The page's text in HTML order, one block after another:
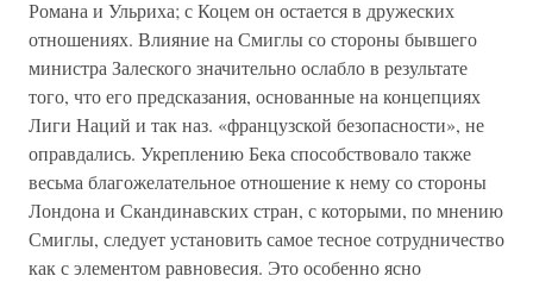
Романа и Ульриха; с Коцем он остается в дружеских
отношениях. Влияние на Смиглы со стороны бывшего
министра Залеского значительно ослабло в результате
того, что его предсказания, основанные на концепциях
Лиги Наций и так наз. «французской безопасности», не
оправдались. Укреплению Бека способствовало также
весьма благожелательное отношение к нему со стороны
Лондона и Скандинавских стран, с которыми, по мнению
Смиглы, следует установить самое тесное сотрудничество
как с элементом равновесия. Это особенно ясно